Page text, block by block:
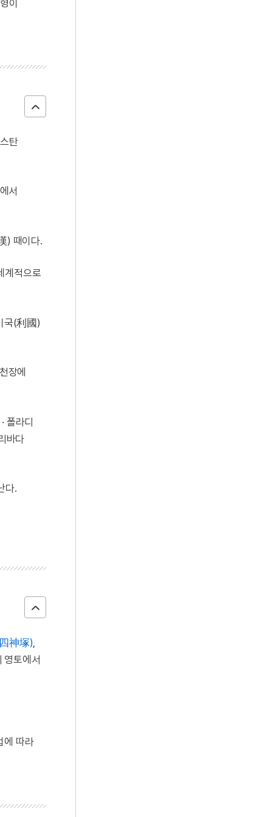
이
탄
서
) 때이다.
계적으로
국(利國)
장에
폴라디
바다
다.
神塚)
영토에서
에 따라